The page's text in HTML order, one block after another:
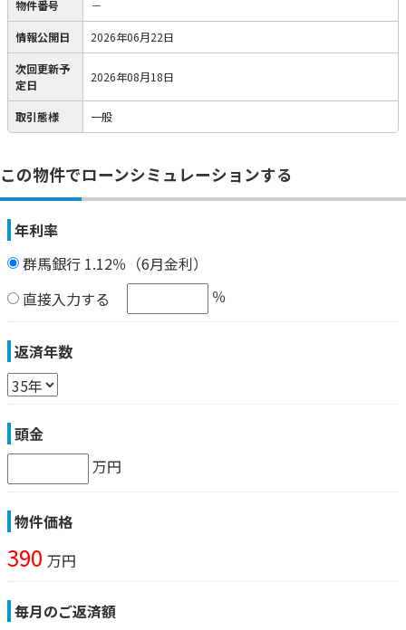
物件番号 －
情報公開日 2026年06月22日
次回更新予
定日
2026年08月18日
取引態様 一般
この物件でローンシミュレーションする
年利率
群馬銀行 1.12％（6月金利）
直接入力する
％
返済年数
頭金
万円
物件価格
390 万円
毎月のご返済額